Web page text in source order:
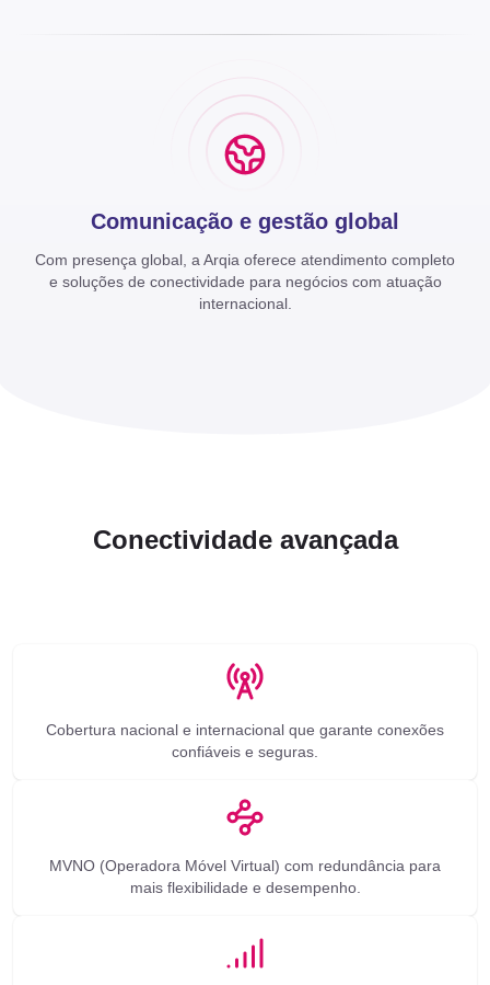
Comunicação e gestão global
Com presença global, a Arqia oferece atendimento completo
e soluções de conectividade para negócios com atuação
internacional.
Conectividade avançada
Cobertura nacional e internacional que garante conexões
confiáveis e seguras.
MVNO (Operadora Móvel Virtual) com redundância para
mais flexibilidade e desempenho.